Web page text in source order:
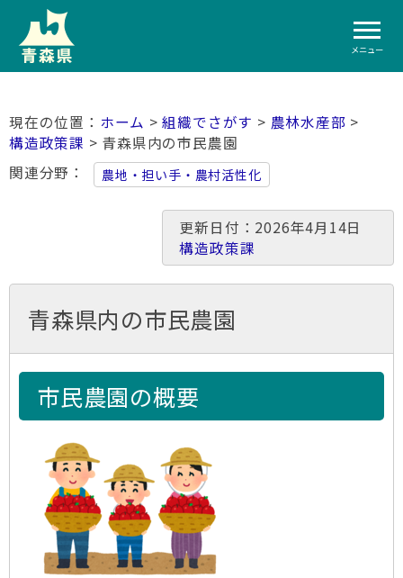
メニュー
ホーム >組織でさがす > 農林水産部 >
構造政策課 > 青森県内の市民農園
関連分野
農地・担い手・農村活性化
更新日付：2026年4月14日
構造政策課
青森県内の市民農園
市民農園の概要